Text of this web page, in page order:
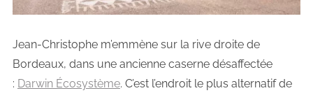
Jean-Christophe m’emmène sur la rive droite de
Bordeaux, dans une ancienne caserne désaffectée
: Darwin Écosystème. C’est l’endroit le plus alternatif de